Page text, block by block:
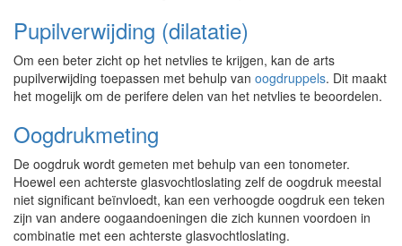
Pupilverwijding (dilatatie)
Om een beter zicht op het netvlies te krijgen, kan de arts
pupilverwijding toepassen met behulp van oogdruppels. Dit maakt
het mogelijk om de perifere delen van het netvlies te beoordelen.
Oogdrukmeting
De oogdruk wordt gemeten met behulp van een tonometer.
Hoewel een achterste glasvochtloslating zelf de oogdruk meestal
niet significant beïnvloedt, kan een verhoogde oogdruk een teken
zijn van andere oogaandoeningen die zich kunnen voordoen in
combinatie met een achterste glasvochtloslating.